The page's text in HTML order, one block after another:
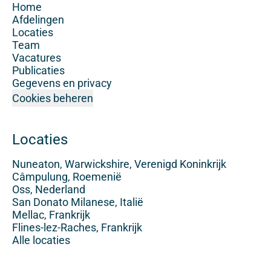
Home
Afdelingen
Locaties
Team
Vacatures
Publicaties
Gegevens en privacy
Cookies beheren
Locaties
Nuneaton, Warwickshire, Verenigd Koninkrijk
Câmpulung, Roemenië
Oss, Nederland
San Donato Milanese, Italië
Mellac, Frankrijk
Flines-lez-Raches, Frankrijk
Alle locaties